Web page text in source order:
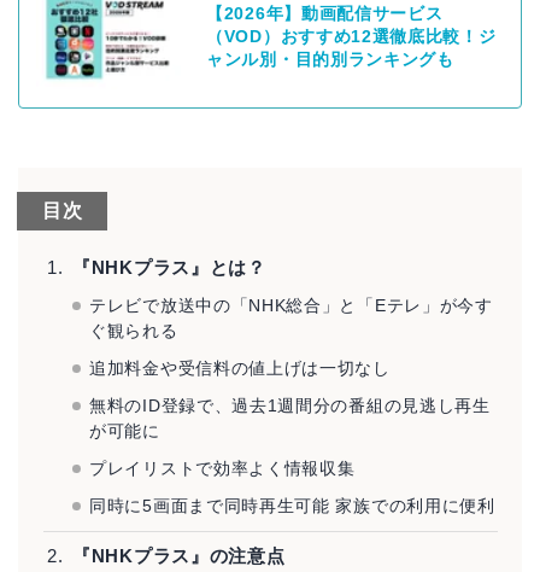
【2026年】動画配信サービス
（VOD）おすすめ12選徹底比較！ジ
ャンル別・目的別ランキングも
目次
『NHKプラス』とは？
テレビで放送中の「NHK総合」と「Eテレ」が今す
ぐ観られる
追加料金や受信料の値上げは一切なし
無料のID登録で、過去1週間分の番組の見逃し再生
が可能に
プレイリストで効率よく情報収集
同時に5画面まで同時再生可能 家族での利用に便利
『NHKプラス』の注意点